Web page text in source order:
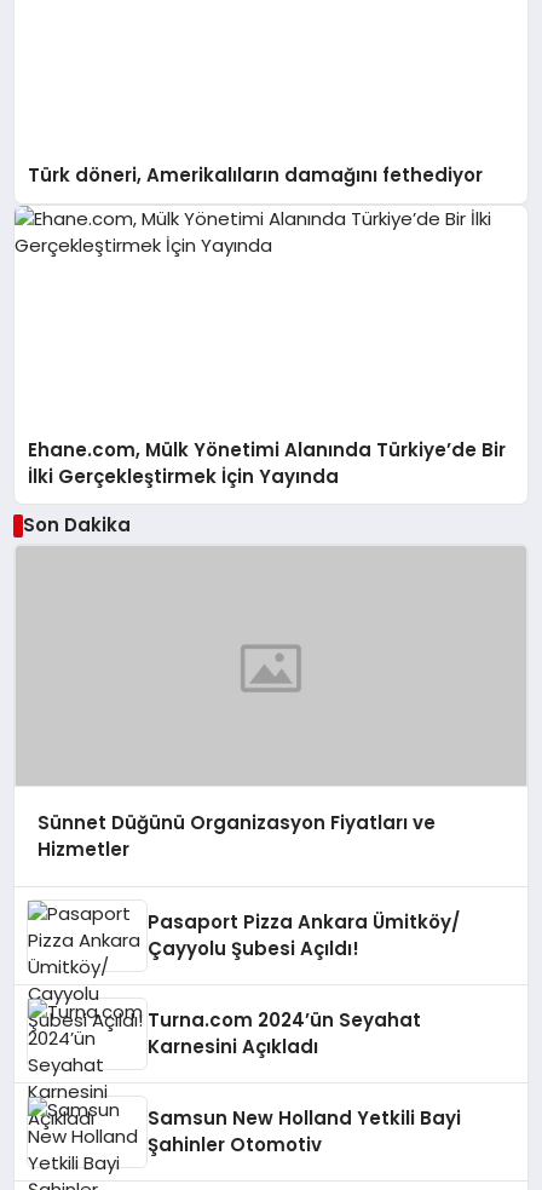
Türk döneri, Amerikalıların damağını fethediyor
Ehane.com, Mülk Yönetimi Alanında Türkiye’de Bir
İlki Gerçekleştirmek İçin Yayında
Son Dakika
Sünnet Düğünü Organizasyon Fiyatları ve
Hizmetler
Pasaport Pizza Ankara Ümitköy/
Çayyolu Şubesi Açıldı!
Turna.com 2024’ün Seyahat
Karnesini Açıkladı
Samsun New Holland Yetkili Bayi
Şahinler Otomotiv